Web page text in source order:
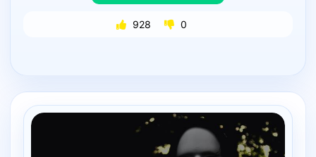
928 0